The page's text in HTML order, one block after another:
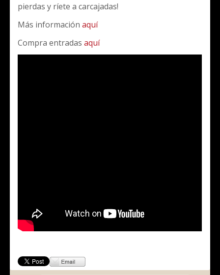
pierdas y ríete a carcajadas!
Más informaciónaquí
Compra entradasaquí